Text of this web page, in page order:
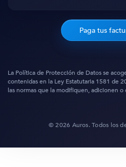
Paga tus
La Política de Protección de Datos se
contenidas en la Ley Estatutaria 1581 de
las normas que la modifiquen, adicionen o
© 2026 Auros. Todos los